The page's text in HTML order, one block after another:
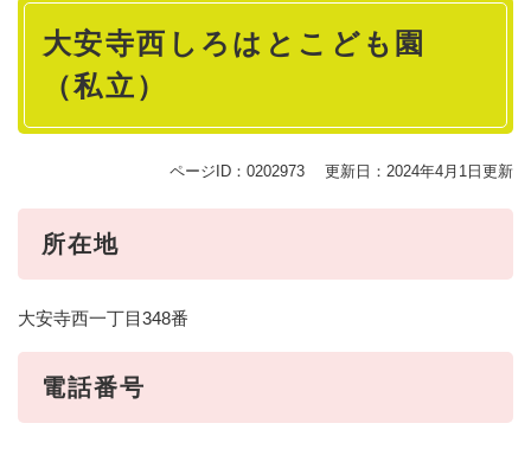
本
大安寺西しろはとこども園
（私立）
ページID：0202973 更新日：2024年4月1日更新
所在地
大安寺西一丁目348番
電話番号